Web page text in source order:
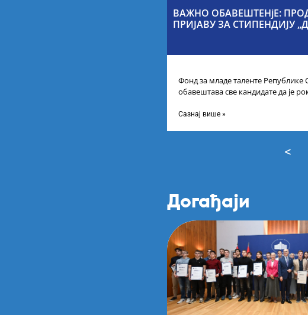
ВАЖНО ОБАВЕШТЕНјЕ:
ПРИЈАВУ ЗА СТИПЕНДИЈУ
Фонд за младе таленте Републике
обавештава све кандидате да је
Сазнај више »
<
Догађаји